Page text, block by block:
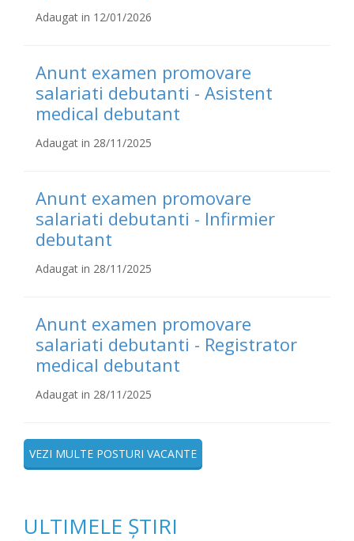
Adaugat in 12/01/2026
Anunt examen promovare
salariati debutanti - Asistent
medical debutant
Adaugat in 28/11/2025
Anunt examen promovare
salariati debutanti - Infirmier
debutant
Adaugat in 28/11/2025
Anunt examen promovare
salariati debutanti - Registrator
medical debutant
Adaugat in 28/11/2025
VEZI MULTE POSTURI VACANTE
ULTIMELE ȘTIRI